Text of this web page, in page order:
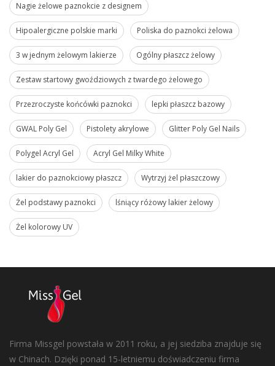
Nagie żelowe paznokcie z designem
Hipoalergiczne polskie marki Poliska do paznokci żelowa
3 w jednym żelowym lakierze Ogólny płaszcz żelowy
Zestaw startowy gwoździowych z twardego żelowego
Przezroczyste końcówki paznokci lepki płaszcz bazowy
GWAL Poly Gel Pistolety akrylowe Glitter Poly Gel Nails
Polygel Acryl Gel Acryl Gel Milky White
lakier do paznokciowy płaszcz Wytrzyj żel płaszczowy
Żel podstawy paznokci lśniący różowy lakier żelowy
Żel kolorowy UV
Firma Missgel powstała w 2011 roku, a jej siedziba znajduje się
w Chinach. Dzięki ponad 15-letniemu doświadczeniu firma